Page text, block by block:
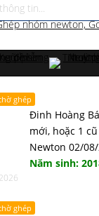
ghép
Đinh Hoàng
mới, hoặc 1 cũ
Newton 02/
Năm sinh:
ghép